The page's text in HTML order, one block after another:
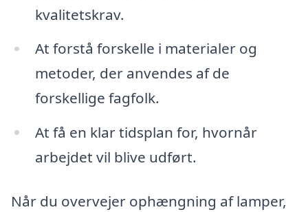
kvalitetskrav.
At forstå forskelle i materialer og
metoder, der anvendes af de
forskellige fagfolk.
At få en klar tidsplan for, hvornår
arbejdet vil blive udført.
Når du overvejer ophængning af lamper,